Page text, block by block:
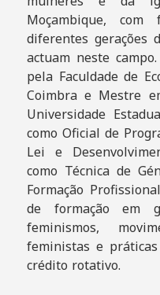
Moçambique,
diferentes gerações
actuam neste
pela Faculdade de
Coimbra e Mestre
Universidade
como Oficial de
Lei e
como Técnica de
Formação
de formação em
feminismos,
feministas e
crédito rotativo.